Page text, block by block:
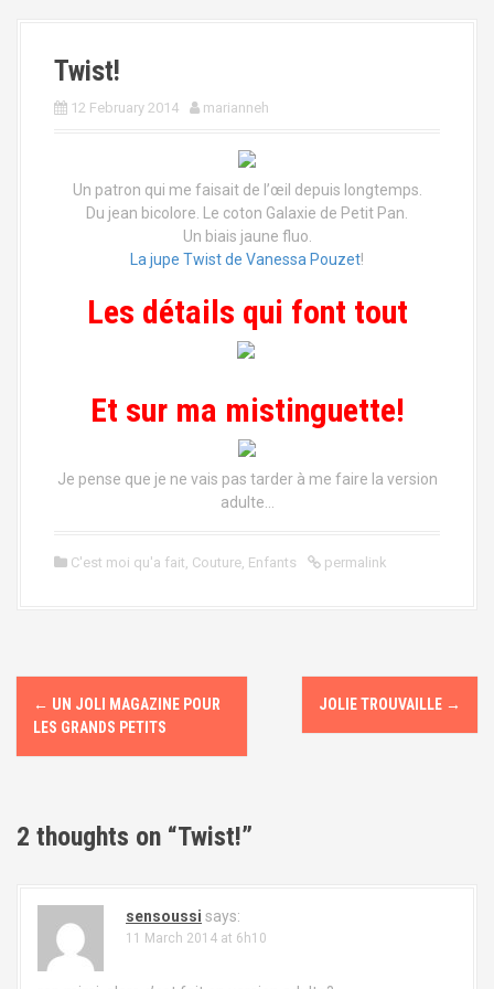
Twist!
12 February 2014 marianneh
Un patron qui me faisait de l’œil depuis longtemps.
Du jean bicolore. Le coton Galaxie de Petit Pan.
Un biais jaune fluo.
La jupe Twist de Vanessa Pouzet!
Les détails qui font tout
Et sur ma mistinguette!
Je pense que je ne vais pas tarder à me faire la version
adulte…
C'est moi qu'a fait, Couture, Enfants permalink
P
t
← UN JOLI MAGAZINE POUR
LES GRANDS PETITS
JOLIE TROUVAILLE →
2 thoughts on “Twist!”
sensoussi says:
11 March 2014 at 6h10